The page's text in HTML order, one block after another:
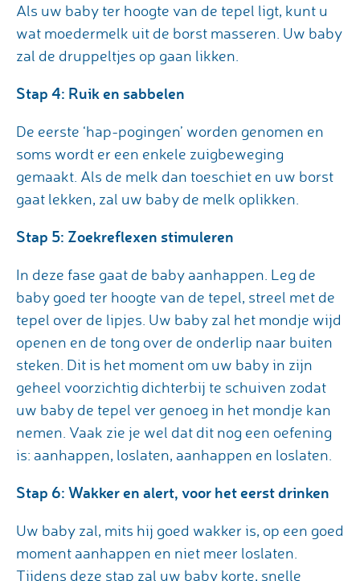
Als uw baby ter hoogte van de tepel ligt, kunt u
wat moedermelk uit de borst masseren. Uw baby
zal de druppeltjes op gaan likken.
Stap 4: Ruik en sabbelen
De eerste ‘hap-pogingen’ worden genomen en
soms wordt er een enkele zuigbeweging
gemaakt. Als de melk dan toeschiet en uw borst
gaat lekken, zal uw baby de melk oplikken.
Stap 5: Zoekreflexen stimuleren
In deze fase gaat de baby aanhappen. Leg de
baby goed ter hoogte van de tepel, streel met de
tepel over de lipjes. Uw baby zal het mondje wijd
openen en de tong over de onderlip naar buiten
steken. Dit is het moment om uw baby in zijn
geheel voorzichtig dichterbij te schuiven zodat
uw baby de tepel ver genoeg in het mondje kan
nemen. Vaak zie je wel dat dit nog een oefening
is: aanhappen, loslaten, aanhappen en loslaten.
Stap 6: Wakker en alert, voor het eerst drinken
Uw baby zal, mits hij goed wakker is, op een goed
moment aanhappen en niet meer loslaten.
Tijdens deze stap zal uw baby korte, snelle